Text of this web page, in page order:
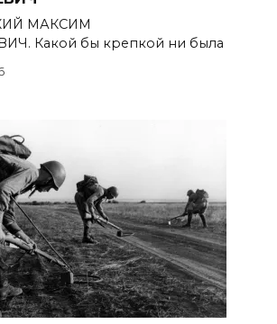
МАКСИМ
Какой бы крепкой ни была